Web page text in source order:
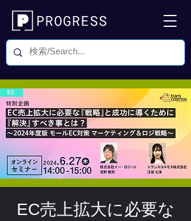
EC売上拡大に必要な